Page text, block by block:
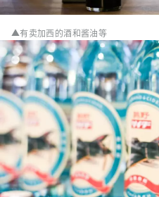
▲有卖加西的酒和酱油等